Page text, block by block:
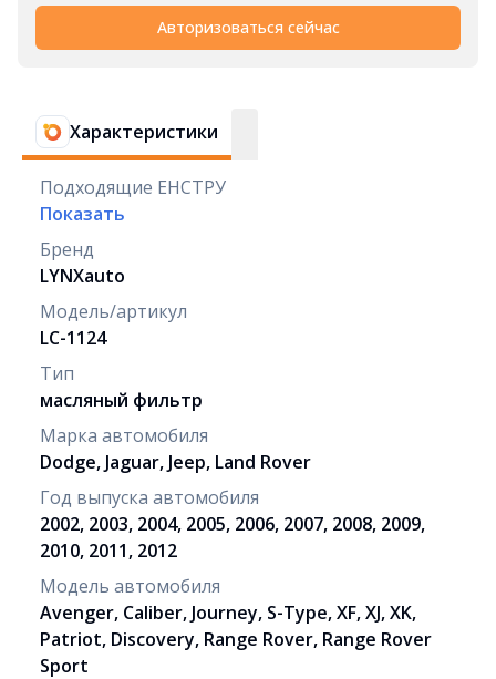
Авторизоваться сейчас
Характеристики
Подходящие ЕНСТРУ
Показать
Бренд
LYNXauto
Модель/артикул
LC-1124
Тип
масляный фильтр
Марка автомобиля
Dodge, Jaguar, Jeep, Land Rover
Год выпуска автомобиля
2002, 2003, 2004, 2005, 2006, 2007, 2008, 2009,
2010, 2011, 2012
Модель автомобиля
Avenger, Caliber, Journey, S-Type, XF, XJ, XK,
Patriot, Discovery, Range Rover, Range Rover
Sport